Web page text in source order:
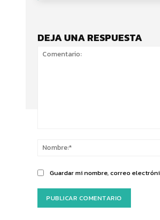
DEJA UNA RESPUESTA
Guardar mi nombre, correo